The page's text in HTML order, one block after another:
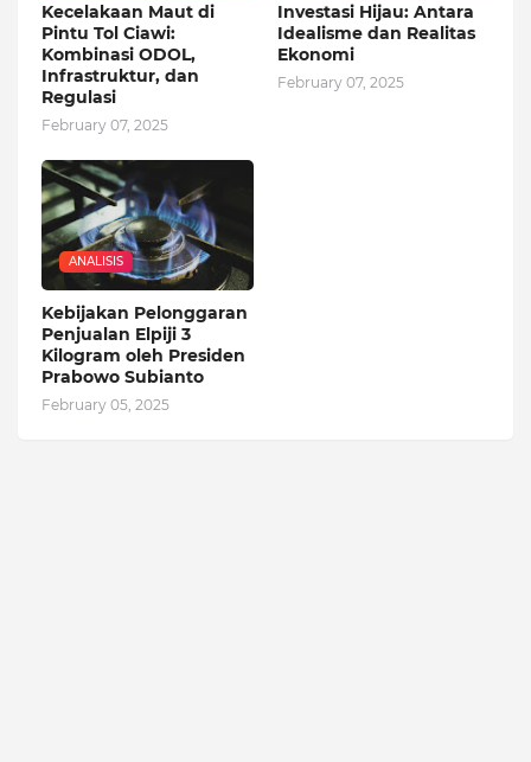
Kecelakaan Maut di
Pintu Tol Ciawi:
Kombinasi ODOL,
Infrastruktur, dan
Regulasi
February 07, 2025
Investasi Hijau: Antara
Idealisme dan Realitas
Ekonomi
February 07, 2025
ANALISIS
Kebijakan Pelonggaran
Penjualan Elpiji 3
Kilogram oleh Presiden
Prabowo Subianto
February 05, 2025